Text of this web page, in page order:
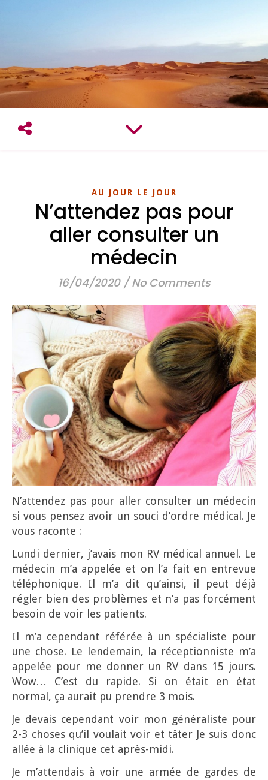
AU JOUR LE JOUR
N’attendez pas pour
aller consulter un
médecin
16/04/2020 / No Comments
N’attendez pas pour aller consulter un médecin
si vous pensez avoir un souci d’ordre médical. Je
vous raconte :
Lundi dernier, j’avais mon RV médical annuel. Le
médecin m’a appelée et on l’a fait en entrevue
téléphonique. Il m’a dit qu’ainsi, il peut déjà
régler bien des problèmes et n’a pas forcément
besoin de voir les patients.
Il m’a cependant référée à un spécialiste pour
une chose. Le lendemain, la réceptionniste m’a
appelée pour me donner un RV dans 15 jours.
Wow… C’est du rapide. Si on était en état
normal, ça aurait pu prendre 3 mois.
Je devais cependant voir mon généraliste pour
2-3 choses qu’il voulait voir et tâter Je suis donc
allée à la clinique cet après-midi.
Je m’attendais à voir une armée de gardes de